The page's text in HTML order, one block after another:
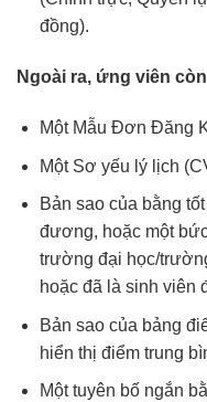
đồng).
Ngoài ra, ứng viên
Một Mẫu Đơn Đăng
Một Sơ yếu lý lịch
Bản sao của bằng
đương, hoặc một
trường đại học/
hoặc đã là sinh viên
Bản sao của bảng
hiển thị điểm trung
Một tuyên bố ngắn